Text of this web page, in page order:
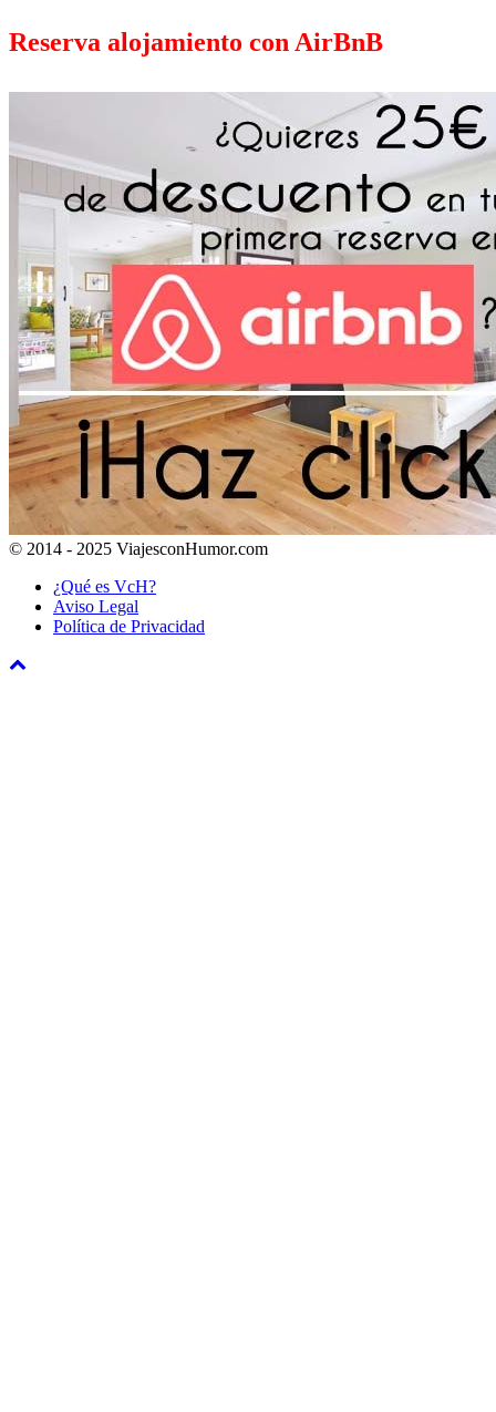
Reserva alojamiento con AirBnB
© 2014 - 2025 ViajesconHumor.com
¿Qué es VcH?
Aviso Legal
Política de Privacidad